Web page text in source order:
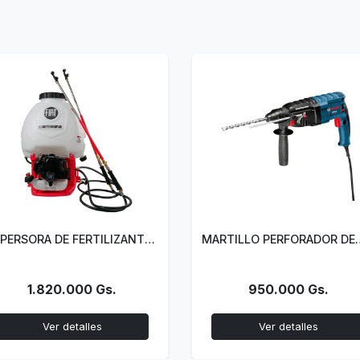
MARTILLO PERFORADOR DEMOLEDOR BOSCH GBH 2-24 D
950.000 Gs.
Ver detalles
HIDROLAVADORA 2000W
1.530.000 Gs.
Ver detalles